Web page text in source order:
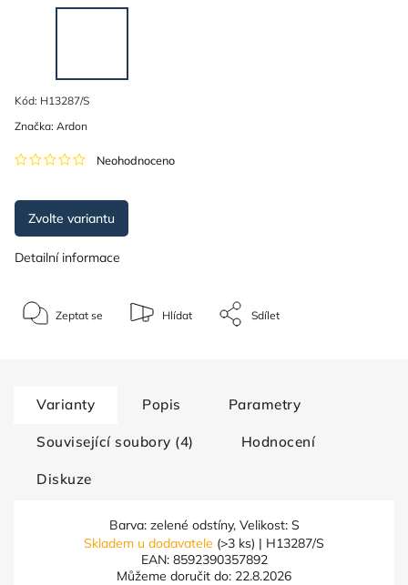
Kód: H13287/S
Neohodnoceno
Značka: Ardon
Zvolte variantu
Detailní informace
Zeptat se Hlídat Sdílet
Varianty Popis Parametry
Související soubory (4) Hodnocení
Diskuze
Barva: zelené odstíny, Velikost: S
Skladem u dodavatele (>3 ks) | H13287/S
EAN: 8592390357892
Můžeme doručit do: 22.8.2026